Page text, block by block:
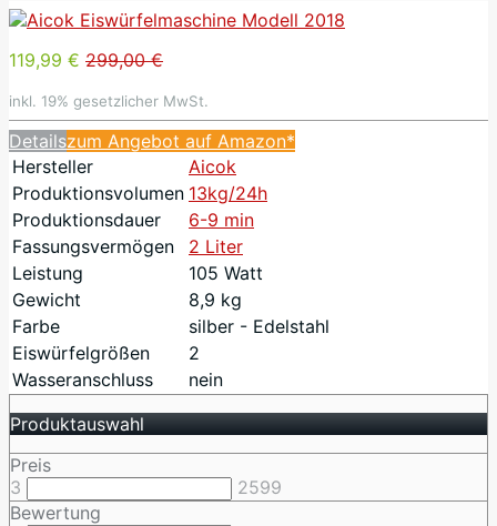
119,99 € 299,00 €
inkl. 19% gesetzlicher MwSt.
Detailszum Angebot auf Amazon*
Hersteller
Aicok
Produktionsvolumen 13kg/24h
Produktionsdauer
6-9 min
Fassungsvermögen
2 Liter
Leistung
105 Watt
Gewicht
8,9 kg
Farbe
silber - Edelstahl
Eiswürfelgrößen
2
Wasseranschluss
nein
Produktauswahl
Preis
3
2599
Bewertung